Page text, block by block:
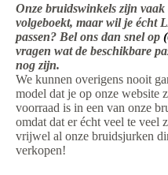
Onze bruidswinkels zijn vaak
volgeboekt, maar wil je écht
passen? Bel ons dan snel op
vragen wat de beschikbare
nog zijn.
We kunnen overigens nooit
model dat je op onze website
voorraad is in een van onze
omdat dat er écht veel te veel
vrijwel al onze bruidsjurken
verkopen!